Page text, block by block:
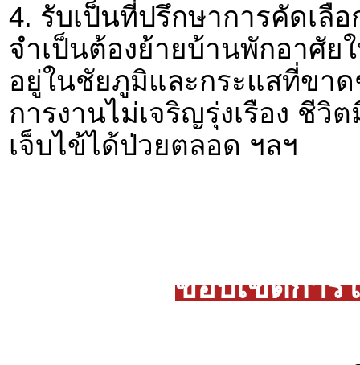
4. รับเป็นที่ปรึกษาการคัดเลื
จำเป็นต้องย้ายบ้านพักอาศัย
อยู่ในชัยภูมิและกระแสที่ขา
การงานไม่เจริญรุ่งเรือง ชีวิ
เจ็บไข้ได้ป่วยตลอด ฯลฯ
ขอบเขตการ